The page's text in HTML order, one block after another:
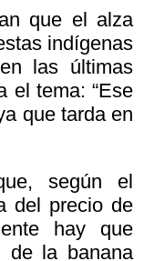
que el alza
indígenas
las últimas
el tema: “Ese
que tarda en
según el
del precio de
hay que
de la banana